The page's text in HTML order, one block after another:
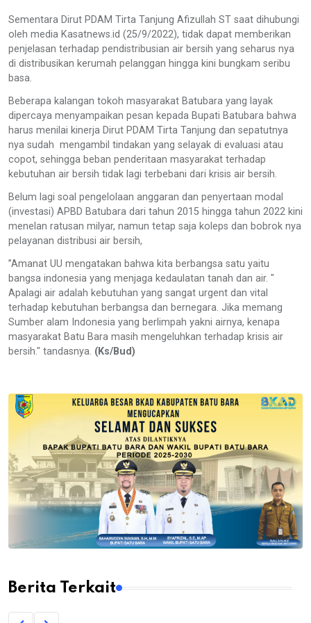
Sementara Dirut PDAM Tirta Tanjung Afizullah ST saat dihubungi
oleh media Kasatnews.id (25/9/2022), tidak dapat memberikan
penjelasan terhadap pendistribusian air bersih yang seharus nya
di distribusikan kerumah pelanggan hingga kini bungkam seribu
basa.
Beberapa kalangan tokoh masyarakat Batubara yang layak
dipercaya menyampaikan pesan kepada Bupati Batubara bahwa
harus menilai kinerja Dirut PDAM Tirta Tanjung dan sepatutnya
nya sudah mengambil tindakan yang selayak di evaluasi atau
copot, sehingga beban penderitaan masyarakat terhadap
kebutuhan air bersih tidak lagi terbebani dari krisis air bersih.
Belum lagi soal pengelolaan anggaran dan penyertaan modal
(investasi) APBD Batubara dari tahun 2015 hingga tahun 2022 kini
menelan ratusan milyar, namun tetap saja koleps dan bobrok nya
pelayanan distribusi air bersih,
”Amanat UU mengatakan bahwa kita berbangsa satu yaitu
bangsa indonesia yang menjaga kedaulatan tanah dan air. "
Apalagi air adalah kebutuhan yang sangat urgent dan vital
terhadap kebutuhan berbangsa dan bernegara. Jika memang
Sumber alam Indonesia yang berlimpah yakni airnya, kenapa
masyarakat Batu Bara masih mengeluhkan terhadap krisis air
bersih." tandasnya. (Ks/Bud)
Berita Terkait